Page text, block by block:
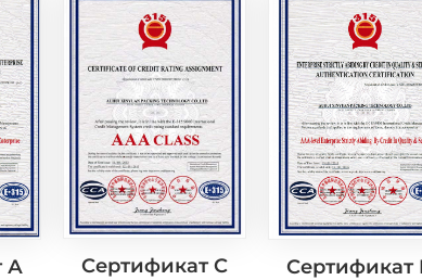
А Сертификат C Сертификат